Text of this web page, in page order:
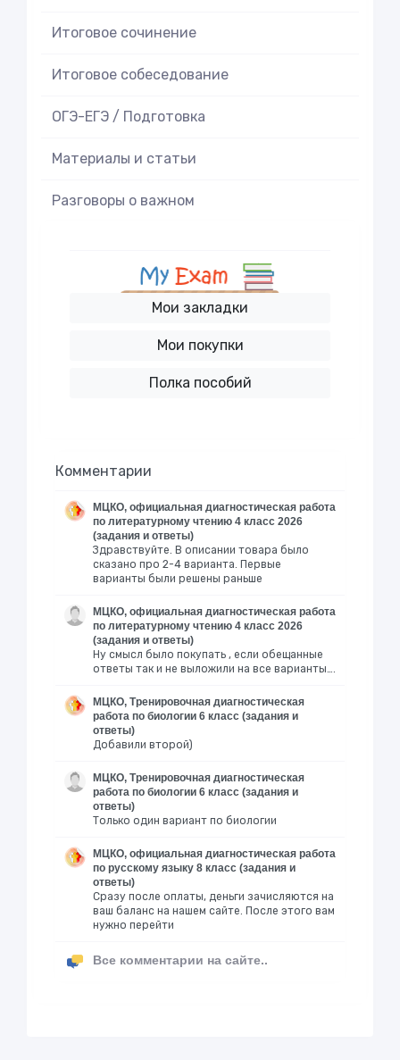
Итоговое cочинение
Итоговое cобеседование
ОГЭ-ЕГЭ / Подготовка
Материалы и статьи
Разговоры о важном
Мои закладки
Мои покупки
Полка пособий
Комментарии
МЦКО, официальная диагностическая работа
по литературному чтению 4 класс 2026
(задания и ответы)
Здравствуйте. В описании товара было
сказано про 2-4 варианта. Первые
варианты были решены раньше
МЦКО, официальная диагностическая работа
по литературному чтению 4 класс 2026
(задания и ответы)
Ну смысл было покупать , если обещанные
ответы так и не выложили на все варианты….
МЦКО, Тренировочная диагностическая
работа по биологии 6 класс (задания и
ответы)
Добавили второй)
МЦКО, Тренировочная диагностическая
работа по биологии 6 класс (задания и
ответы)
Только один вариант по биологии
МЦКО, официальная диагностическая работа
по русскому языку 8 класс (задания и
ответы)
Сразу после оплаты, деньги зачисляются на
ваш баланс на нашем сайте. После этого вам
нужно перейти
Все комментарии на сайте..